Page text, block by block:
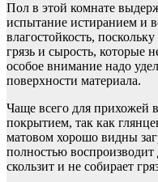
Пол в этой комнате
испытание истиранием и
влагостойкость,
грязь и сырость, которые
особое внимание надо
поверхности материала.
Чаще всего для прихожей
покрытием, так как
матовом хорошо видны
полностью
скользит и не собирает